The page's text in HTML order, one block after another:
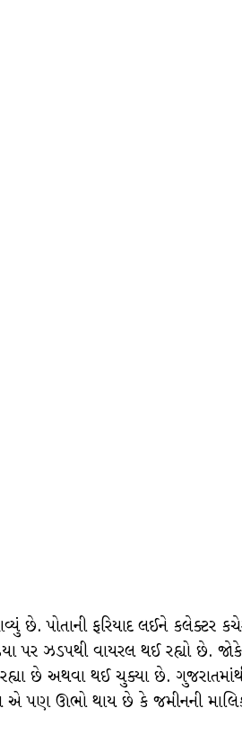
છે. પોતાની ફરિયાદ લઈને કલેક્ટર
પર ઝડપથી વાયરલ થઈ રહ્યો છે.
રહ્યા છે અથવા થઈ ચુક્યા છે.
પણ ઊભો થાય છે કે જમીનની